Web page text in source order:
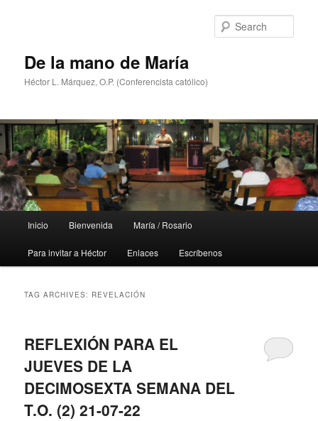
De la mano de María
Héctor L. Márquez, O.P. (Conferencista católico)
Inicio Bienvenida María / Rosario
Para invitar a Héctor Enlaces Escríbenos
TAG ARCHIVES: REVELACIÓN
REFLEXIÓN PARA EL
JUEVES DE LA
DECIMOSEXTA SEMANA DEL
T.O. (2) 21-07-22